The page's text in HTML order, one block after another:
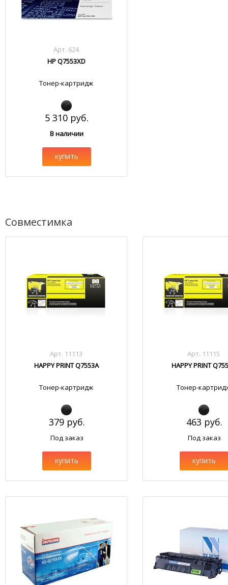
Арт. 624
HP Q7553XD
Тонер-картридж
5 310 руб.
В наличии
купить
Совместимка
Арт. 11113
HAPPY PRINT Q7553A
Тонер-картридж
379 руб.
Под заказ
купить
Арт. 11115
HAPPY PRINT
Тонер-
463 руб.
Под заказ
купить